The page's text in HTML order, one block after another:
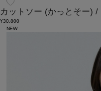
カットソー (かっとそー) /
¥30,800
NEW